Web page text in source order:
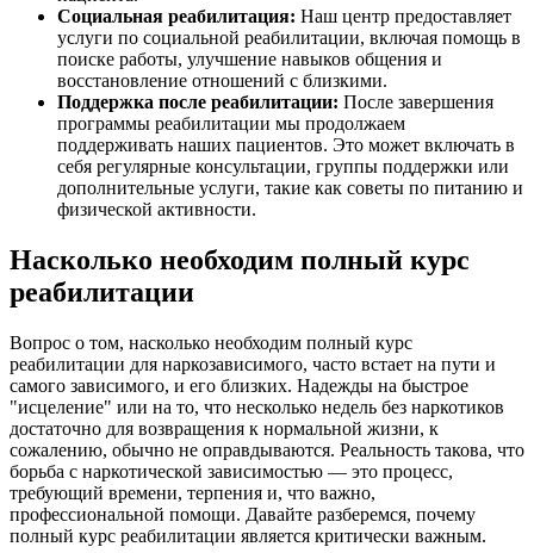
Социальная реабилитация: Наш центр предоставляет
услуги по социальной реабилитации, включая помощь в
поиске работы, улучшение навыков общения и
восстановление отношений с близкими.
Поддержка после реабилитации: После завершения
программы реабилитации мы продолжаем
поддерживать наших пациентов. Это может включать в
себя регулярные консультации, группы поддержки или
дополнительные услуги, такие как советы по питанию и
физической активности.
Насколько необходим полный курс
реабилитации
Вопрос о том, насколько необходим полный курс
реабилитации для наркозависимого, часто встает на пути и
самого зависимого, и его близких. Надежды на быстрое
"исцеление" или на то, что несколько недель без наркотиков
достаточно для возвращения к нормальной жизни, к
сожалению, обычно не оправдываются. Реальность такова, что
борьба с наркотической зависимостью — это процесс,
требующий времени, терпения и, что важно,
профессиональной помощи. Давайте разберемся, почему
полный курс реабилитации является критически важным.